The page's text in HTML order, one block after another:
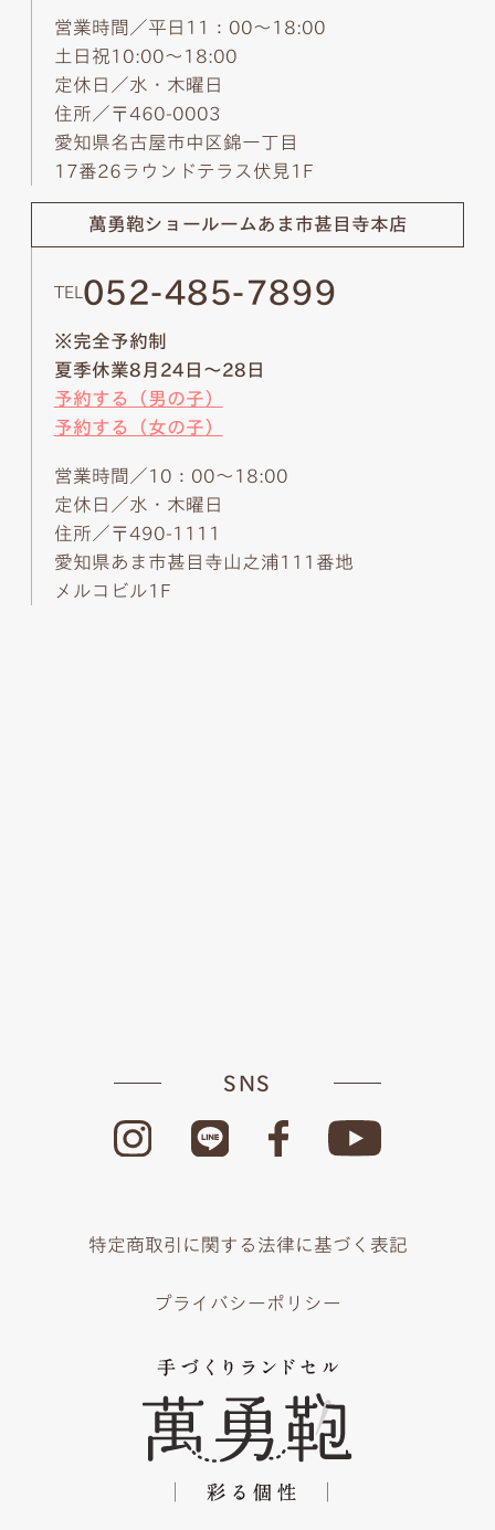
営業時間／平日11：00～18:00
土日祝10:00～18:00
定休日／水・木曜日
住所／〒460-0003
愛知県名古屋市中区錦一丁目
17番26ラウンドテラス伏見1F
萬勇鞄ショールームあま市甚目寺本店
TEL 052-485-7899
※完全予約制
夏季休業8月24日～28日
予約する（男の子）
予約する（女の子）
営業時間／10：00～18:00
定休日／水・木曜日
住所／〒490-1111
愛知県あま市甚目寺山之浦111番地
メルコビル1F
SNS
特定商取引に関する法律に基づく表記
プライバシーポリシー